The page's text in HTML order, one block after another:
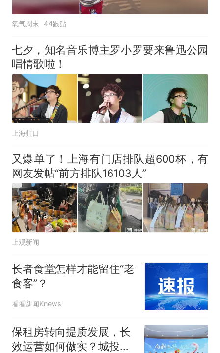
氧气周末 44跟贴
七夕，知名音乐博主罗小罗要来鲁迅公园
唱情歌啦！
上海虹口
又爆单了！上海有门店排队超600杯，有
网友发帖“前方排队16103人”
上观新闻
长者食堂怎样才能留住“老
食客”？
看看新闻Knews
保租房转向提质发展，长
效运营如何做实？城投宽